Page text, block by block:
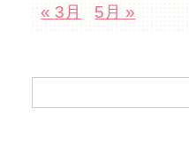
« 3月
5月 »